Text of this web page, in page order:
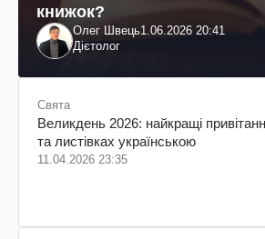
книжок?
Олег Швець1.06.2026 20:41
Дієтолог
Свята
Великдень 2026: найкращі
та листівках українською
11.04.2026 23:35